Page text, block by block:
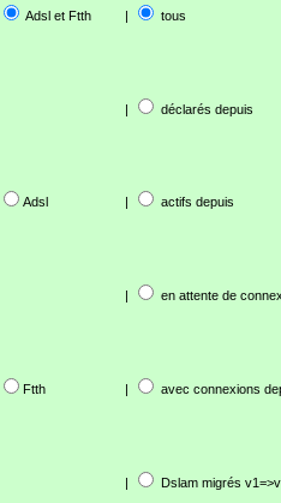
Adsl et Ftth | tous
| déclarés depuis
Adsl | actifs depuis
| en attente de
Ftth | avec connexions
| Dslam migrés